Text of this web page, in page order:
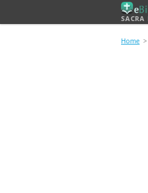
Home >